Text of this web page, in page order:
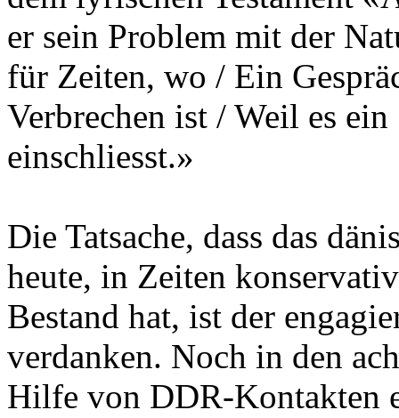
er sein Problem mit der
für Zeiten, wo / Ein
Verbrechen ist / Weil es
einschliesst.»
Die Tatsache, dass das
heute, in Zeiten
Bestand hat, ist der
verdanken. Noch in den
Hilfe von DDR-Kontakten